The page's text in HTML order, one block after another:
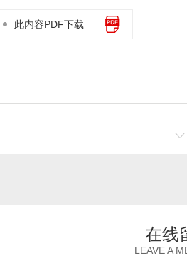
此内容PDF下载
在线
LEAVE A